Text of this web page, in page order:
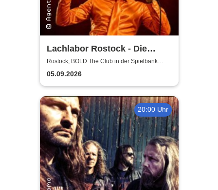
Lachlabor Rostock - Die
Comedy-Testbühne im BOLD
The Club
Rostock, BOLD The Club in der Spielbank
Rostock
05.09.2026
20:00 Uhr